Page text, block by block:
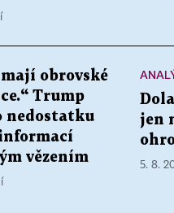
obrovské
Trump
nedostatku
vězením
jen
5. 8.